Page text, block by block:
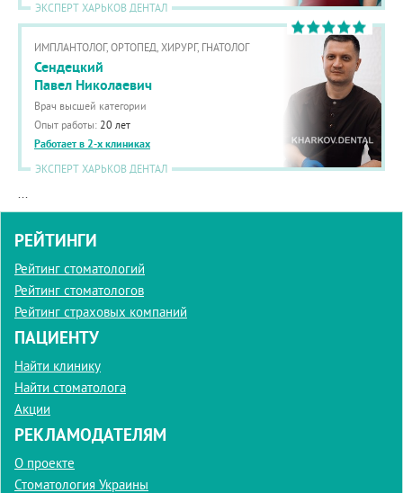
ЭКСПЕРТ ХАРЬКОВ ДЕНТАЛ
ИМПЛАНТОЛОГ, ОРТОПЕД, ХИРУРГ, ГНАТОЛОГ
Сендецкий
Павел Николаевич
Врач высшей категории
Опыт работы: 20 лет
Работает в 2-х клиниках
ЭКСПЕРТ ХАРЬКОВ ДЕНТАЛ
...
РЕЙТИНГИ
Рейтинг стоматологий
Рейтинг стоматологов
Рейтинг страховых компаний
ПАЦИЕНТУ
Найти клинику
Найти стоматолога
Акции
РЕКЛАМОДАТЕЛЯМ
О проекте
Стоматология Украины